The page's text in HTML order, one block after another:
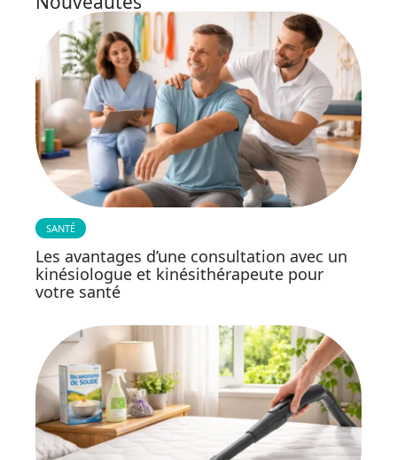
SANTÉ
Les avantages d’une consultation avec un
kinésiologue et kinésithérapeute pour
votre santé